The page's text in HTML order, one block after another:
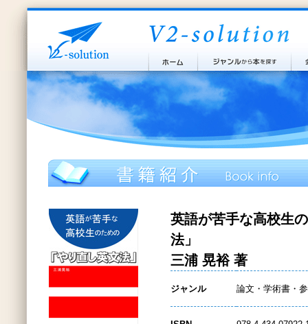
英語が苦手な高校生
法」
三浦 晃裕 著
ジャンル 論文・学術書・